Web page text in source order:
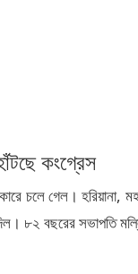
কংগ্রেস
গেল। হরিয়ানা,
৮২ বছরের সভাপতি